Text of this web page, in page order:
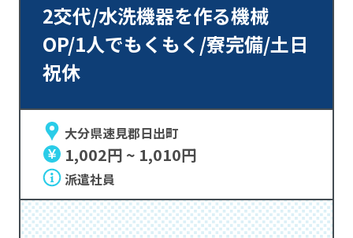
2交代/水洗機器を作る機械
OP/1人でもくもく/寮完備/土日
祝休
大分県速見郡日出町
1,002円 ~ 1,010円
派遣社員